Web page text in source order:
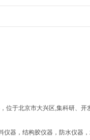
位于北京市大兴区,集科研、开
器，结构胶仪器，防水仪器